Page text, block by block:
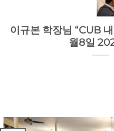
이규본 학장님 “CUB
월8일